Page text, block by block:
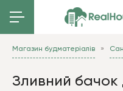
Магазин будматеріалів
Зливний бачок